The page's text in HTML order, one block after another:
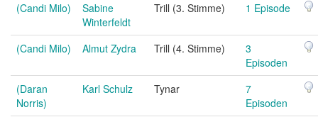
(Candi Milo)
Sabine
Winterfeldt
Trill (3. Stimme) 1 Episode
(Candi Milo) Almut Zydra Trill (4. Stimme)
3
Episoden
(Daran
Norris)
Karl Schulz Tynar
7
Episoden